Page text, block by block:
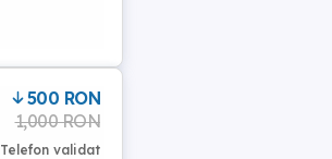
500 RON
1,000 RON
Telefon validat